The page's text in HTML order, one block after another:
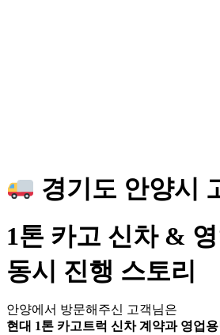
경기도 안양시
1톤 카고 신차 &
동시 진행 스토리
안양에서 방문해주신 고객님은
현대 1톤 카고트럭 신차 계약과 영업